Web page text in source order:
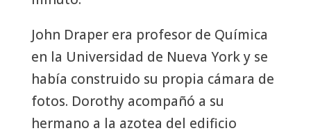
John Draper era profesor de Química
en la Universidad de Nueva York y se
había construido su propia cámara de
fotos. Dorothy acompañó a su
hermano a la azotea del edificio